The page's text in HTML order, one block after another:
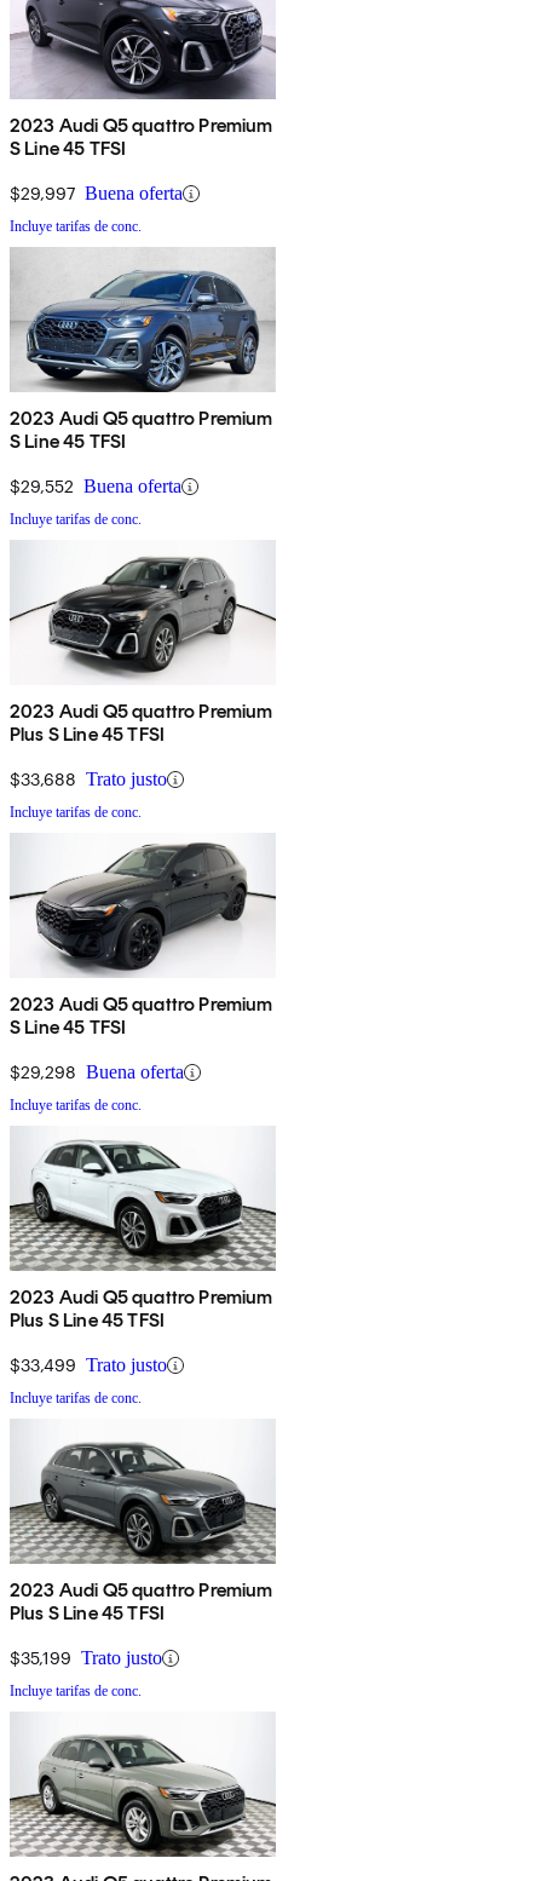
2023 Audi Q5 quattro Premium
S Line 45 TFSI
$29,997 Buena oferta
Incluye tarifas de conc.
2023 Audi Q5 quattro Premium
S Line 45 TFSI
$29,552 Buena oferta
Incluye tarifas de conc.
2023 Audi Q5 quattro Premium
Plus S Line 45 TFSI
$33,688 Trato justo
Incluye tarifas de conc.
2023 Audi Q5 quattro Premium
S Line 45 TFSI
$29,298 Buena oferta
Incluye tarifas de conc.
2023 Audi Q5 quattro Premium
Plus S Line 45 TFSI
$33,499 Trato justo
Incluye tarifas de conc.
2023 Audi Q5 quattro Premium
Plus S Line 45 TFSI
$35,199 Trato justo
Incluye tarifas de conc.